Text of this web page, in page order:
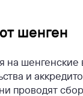
шенген
на шенгенские
и
проводят